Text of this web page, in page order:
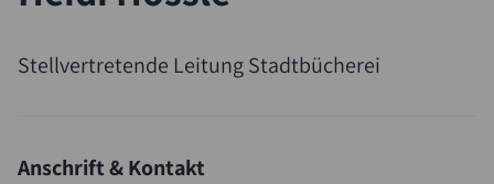
Stellvertretende Leitung Stadtbücherei
Anschrift & Kontakt